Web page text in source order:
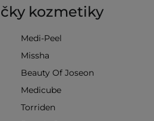
kozmetiky
Medi-Peel
Missha
Beauty Of Joseon
Medicube
Torriden